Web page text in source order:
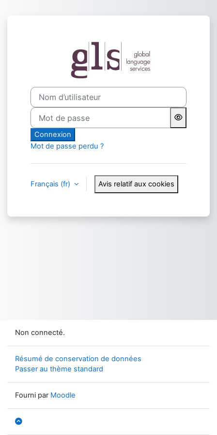
Connexion à
Nom d’utilisateur
Mot de passe
Connexion
Mot de passe perdu ?
Français ‎(fr)‎ Avis relatif aux cookies
Non connecté.
Résumé de conservation de données
Passer au thème standard
Fourni par Moodle